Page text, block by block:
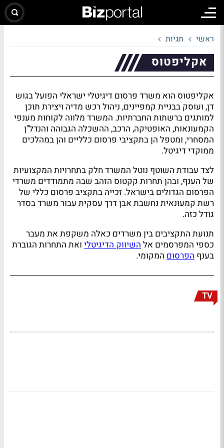
ראשי תגיות
אקליפטוס
אקליפטוס הוא משרד פרסום דיגיטלי ישראלי הפועל בגוש
דן, ועוסק בבניית קמפיינים, ניהול רכש מדיה ויצירת תוכן
למותגים ברשתות החברתיות. המשרד מלווה לקוחות מענפי
הקמעונאות, האופטיקה, הרכב, ההשכלה הגבוהה והנדל"ן
המסחרי, ומטפל הן בתקציבי פרסום כלליים והן במהלכים
ממוקדי דיגיטל.
לצד עבודת השוטף נוטל המשרד חלק בתחרויות המקצועיות
של הענף, ובהן תחרות קקטוס הזהב שבה מתמודדים משרדי
הפרסום הגדולים בישראל. זכייה בתקציב פרסום כללי של
רשת קמעונאית נחשבת אבן דרך עסקית עבור משרד בסדר
גודל כזה.
תנועת התקציבים בין משרדים כאלה משקפת את מעבר
כספי המפרסמים אלהשיווק הדיגיטלי ואת התחרות הגוברת
בענף הפרסום המקומי.
TV